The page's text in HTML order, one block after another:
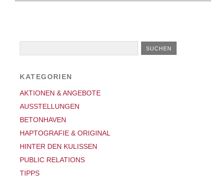
KATEGORIEN
AKTIONEN & ANGEBOTE
AUSSTELLUNGEN
BETONHAVEN
HAPTOGRAFIE & ORIGINAL
HINTER DEN KULISSEN
PUBLIC RELATIONS
TIPPS